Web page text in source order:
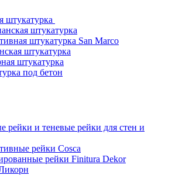
штукатурка
штукатурка
штукатурка San Marco
штукатурка
штукатурка
под бетон
рейки и теневые рейки для стен и
рейки Cosca
рейки Finitura Dekor